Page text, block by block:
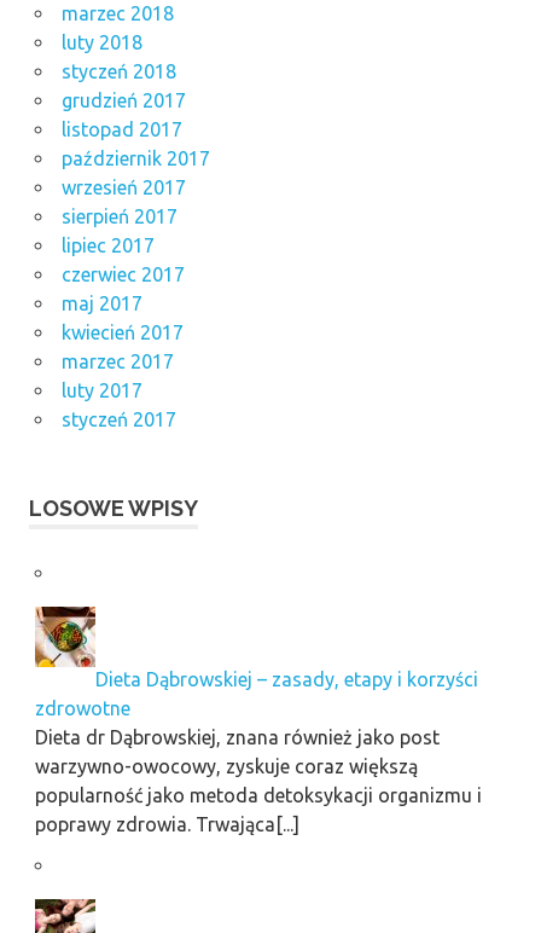
marzec 2018
luty 2018
styczeń 2018
grudzień 2017
listopad 2017
październik 2017
wrzesień 2017
sierpień 2017
lipiec 2017
czerwiec 2017
maj 2017
kwiecień 2017
marzec 2017
luty 2017
styczeń 2017
LOSOWE WPISY
Dieta Dąbrowskiej – zasady, etapy i korzyści
zdrowotne
Dieta dr Dąbrowskiej, znana również jako post
warzywno-owocowy, zyskuje coraz większą
popularność jako metoda detoksykacji organizmu i
poprawy zdrowia. Trwająca[...]